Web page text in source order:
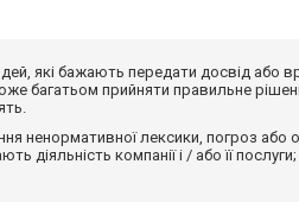
які бажають передати досвід
багатьом прийняти правильне
ненормативної лексики, погроз або
діяльність компанії і / або її